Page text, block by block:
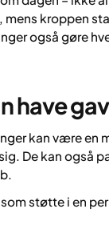
kroppen
også gøre
have
kan være en
De kan også
støtte i en